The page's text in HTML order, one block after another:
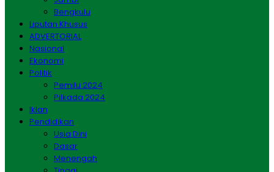
Bengkulu
Liputan Khusus
ADVERTORIAL
Nasional
Ekonomi
Politik
Pemilu 2024
Pilkada 2024
Iklan
Pendidikan
Usia Dini
Dasar
Menengah